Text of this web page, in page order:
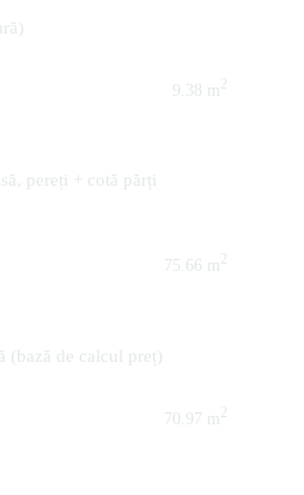
9.38 m 2
pereți + cotă părți
75.66 m2
(bază de calcul preț)
70.97 m2